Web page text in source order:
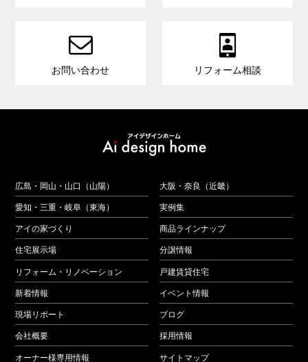

お問い合わせ

リフォーム相談
広島・岡山・山口（山陽） 大阪・奈良（近畿）
愛知・三重・岐阜（東海） 実例集
アイの家づくり 商品ラインナップ
住宅展示場 分譲情報
リフォーム・リノベーション 戸建賃貸住宅
新着情報 イベント情報
現場リポート ブログ
会社概要 採用情報
オーナー様専用情報 サイトマップ